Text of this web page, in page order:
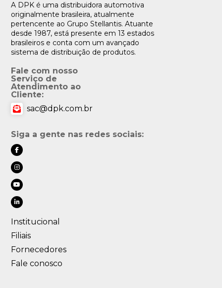
A DPK é uma distribuidora automotiva
originalmente brasileira, atualmente
pertencente ao Grupo Stellantis. Atuante
desde 1987, está presente em 13 estados
brasileiros e conta com um avançado
sistema de distribuição de produtos.
Fale com nosso
Serviço de
Atendimento ao
Cliente:
sac@dpk.com.br
Siga a gente nas redes sociais:
Institucional
Filiais
Fornecedores
Fale conosco